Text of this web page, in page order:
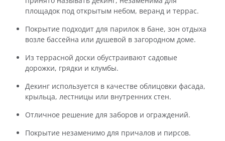
площадок под открытым небом, веранд и террас.
Покрытие подходит для парилок в бане, зон отдыха
возле бассейна или душевой в загородном доме.
Из террасной доски обустраивают садовые
дорожки, грядки и клумбы.
Декинг используется в качестве облицовки фасада,
крыльца, лестницы или внутренних стен.
Отличное решение для заборов и ограждений.
Покрытие незаменимо для причалов и пирсов.